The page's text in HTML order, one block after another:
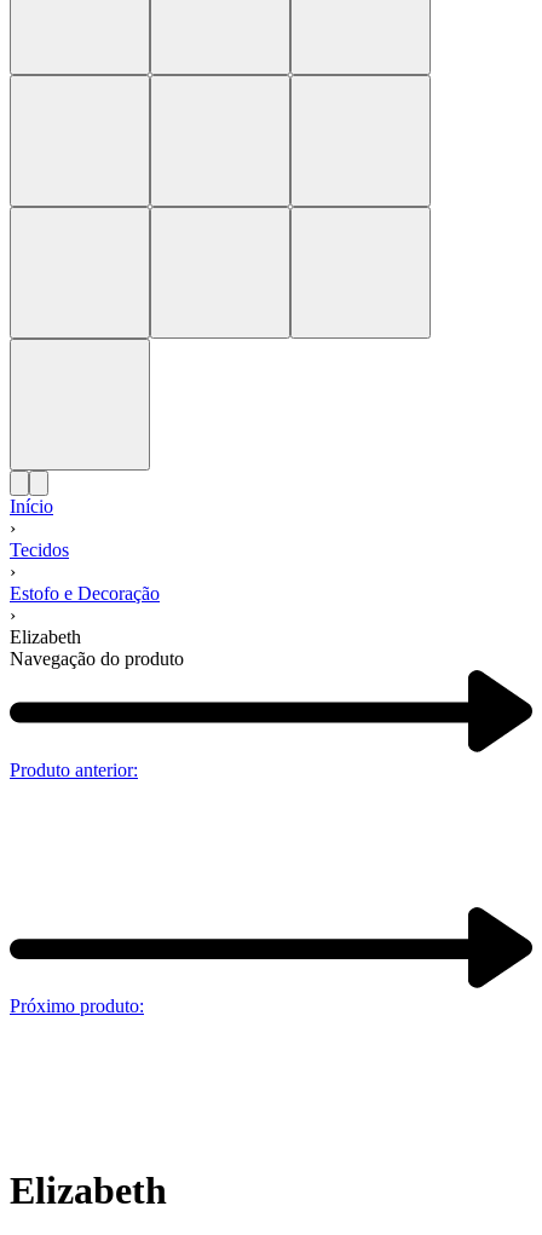
Início
›
Tecidos
›
Estofo e Decoração
›
Elizabeth
Navegação do produto
Produto anterior:
Próximo produto:
Elizabeth